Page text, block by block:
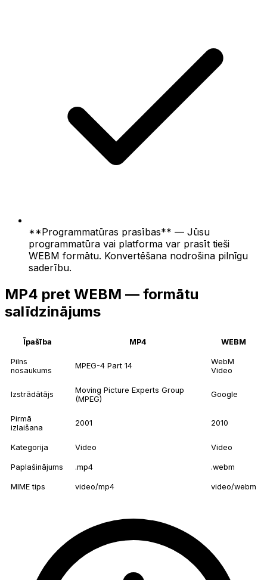
**Programmatūras prasības** — Jūsu
programmatūra vai platforma var prasīt tieši
WEBM formātu. Konvertēšana nodrošina pilnīgu
saderību.
MP4 pret WEBM — formātu
salīdzinājums
Īpašība MP4 WEBM
Pilns
nosaukums
MPEG-4 Part 14
WebM
Video
Izstrādātājs
Moving Picture Experts Group
(MPEG)
Google
Pirmā
izlaišana
2001 2010
Kategorija Video Video
Paplašinājums .mp4 .webm
MIME tips video/mp4 video/webm